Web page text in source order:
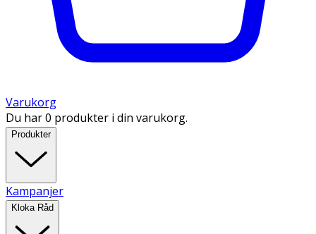
Varukorg
Du har 0 produkter i din varukorg.
Produkter
Kampanjer
Kloka Råd